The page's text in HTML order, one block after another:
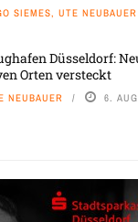
SIEMES, UTE NEUBAUER
Düsseldorf:
Orten versteckt
NEUBAUER 6.